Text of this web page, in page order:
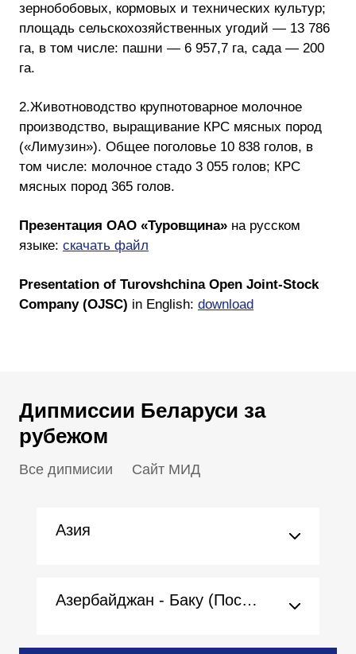
зернобобовых, кормовых и технических культур;
площадь сельскохозяйственных угодий — 13 786
га, в том числе: пашни — 6 957,7 га, сада — 200
га.
2.Животноводство крупнотоварное молочное
производство, выращивание КРС мясных пород
(«Лимузин»). Общее поголовье 10 838 голов, в
том числе: молочное стадо 3 055 голов; КРС
мясных пород 365 голов.
Презентация ОАО «Туровщина» на русском
языке: скачать файл
Presentation of Turovshchina Open Joint-Stock
Company (OJSC) in English: download
Дипмиссии Беларуси за
рубежом
Все дипмисии Сайт МИД
Азия
Азербайджан - Баку (Посольство)